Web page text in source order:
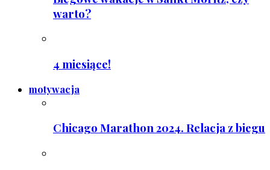
warto?
4 miesiące!
motywacja
Chicago Marathon 2024. Relacja z biegu